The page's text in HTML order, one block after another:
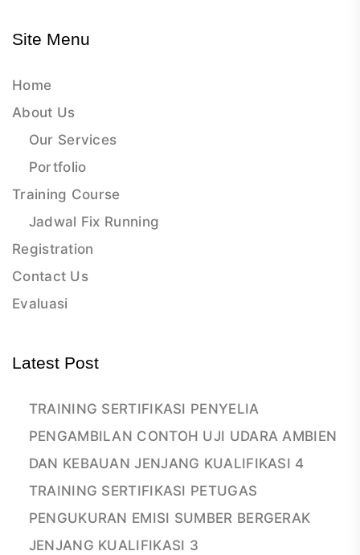
Site Menu
Home
About Us
Our Services
Portfolio
Training Course
Jadwal Fix Running
Registration
Contact Us
Evaluasi
Latest Post
TRAINING SERTIFIKASI PENYELIA
PENGAMBILAN CONTOH UJI UDARA AMBIEN
DAN KEBAUAN JENJANG KUALIFIKASI 4
TRAINING SERTIFIKASI PETUGAS
PENGUKURAN EMISI SUMBER BERGERAK
JENJANG KUALIFIKASI 3